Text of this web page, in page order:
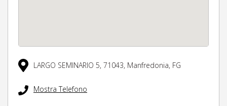
LARGO SEMINARIO 5, 71043, Manfredonia, FG
Mostra Telefono